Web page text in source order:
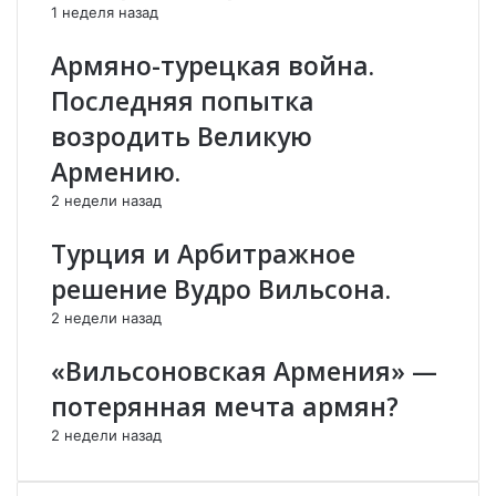
и
м
у
с
у
ь
м
н
Ч
е
ч
и
б
р
т
е
о
в
б
в
д
,
1 неделя назад
Армяно-турецкая война.
Последняя попытка
возродить Великую
Армению.
2 недели назад
Турция и Арбитражное
решение Вудро Вильсона.
2 недели назад
«Вильсоновская Армения» —
потерянная мечта армян?
2 недели назад